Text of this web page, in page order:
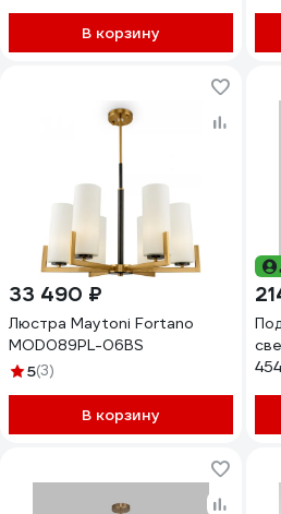
В корзину
33 490 ₽
Люстра Maytoni Fortano
MOD089PL-06BS
5(3)
В корзину